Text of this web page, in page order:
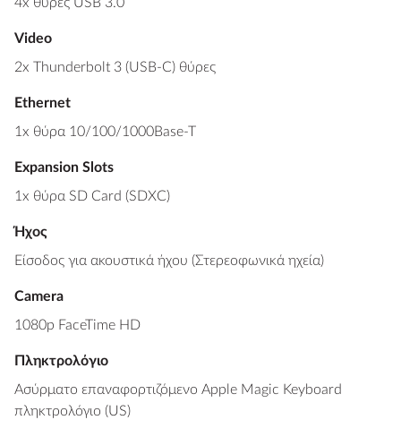
Video
2x Thunderbolt 3 (USB-C) θύρες
Ethernet
1x θύρα 10/100/1000Base-T
Expansion Slots
1x θύρα SD Card (SDXC)
Ήχος
Είσοδος για ακουστικά ήχου (Στερεοφωνικά ηχεία)
Camera
1080p FaceTime HD
Πληκτρολόγιο
Ασύρματο επαναφορτιζόμενο Apple Magic Keyboard
πληκτρολόγιο (US)